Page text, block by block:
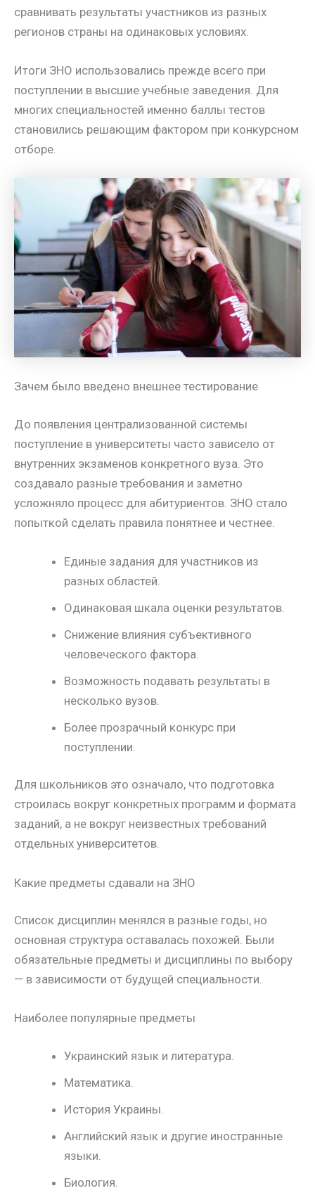
сравнивать результаты участников из разных
регионов страны на одинаковых условиях.
Итоги ЗНО использовались прежде всего при
поступлении в высшие учебные заведения. Для
многих специальностей именно баллы тестов
становились решающим фактором при конкурсном
отборе.
Зачем было введено внешнее тестирование
До появления централизованной системы
поступление в университеты часто зависело от
внутренних экзаменов конкретного вуза. Это
создавало разные требования и заметно
усложняло процесс для абитуриентов. ЗНО стало
попыткой сделать правила понятнее и честнее.
Единые задания для участников из
разных областей.
Одинаковая шкала оценки результатов.
Снижение влияния субъективного
человеческого фактора.
Возможность подавать результаты в
несколько вузов.
Более прозрачный конкурс при
поступлении.
Для школьников это означало, что подготовка
строилась вокруг конкретных программ и формата
заданий, а не вокруг неизвестных требований
отдельных университетов.
Какие предметы сдавали на ЗНО
Список дисциплин менялся в разные годы, но
основная структура оставалась похожей. Были
обязательные предметы и дисциплины по выбору
— в зависимости от будущей специальности.
Наиболее популярные предметы
Украинский язык и литература.
Математика.
История Украины.
Английский язык и другие иностранные
языки.
Биология.